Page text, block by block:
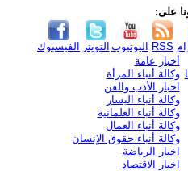
على:
الفيسبوك التويتر اليوتيوب RSS
أخبار عامة
وكالة أنباء المرأة
اخبار الأدب والفن
وكالة أنباء اليسار
وكالة أنباء العلمانية
وكالة أنباء العمال
وكالة أنباء حقوق الإنسان
اخبار الرياضة
اخبار الاقتصاد